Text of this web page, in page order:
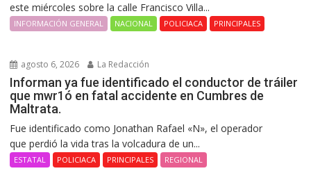
este miércoles sobre la calle Francisco Villa...
INFORMACIÓN GENERAL NACIONAL POLICIACA PRINCIPALES
agosto 6, 2026 La Redacción
Informan ya fue identificado el conductor de tráiler
que mwr1ó en fatal accidente en Cumbres de
Maltrata.
Fue identificado como Jonathan Rafael «N», el operador
que perdió la vida tras la volcadura de un...
ESTATAL POLICIACA PRINCIPALES REGIONAL